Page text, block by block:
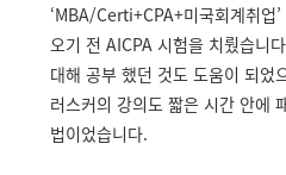
‘MBA/Certi+CPA+미국회계취업
오기 전 AICPA 시험을 치뤘습니
대해 공부 했던 것도 도움이 되었
러스커의 강의도 짧은 시간 안에
법이었습니다.